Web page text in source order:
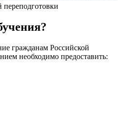
гражданам Российской
необходимо предоставить: